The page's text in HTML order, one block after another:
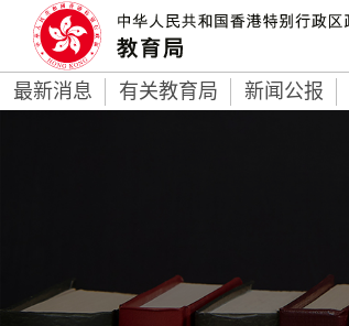
最新消息 有关教育局 新闻公报